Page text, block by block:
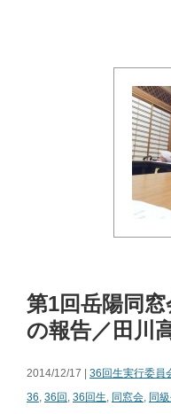
第1回岳陽同
の報告／田川
2014/12/17 | 36回生実行委員
36, 36回 , 36回生, 同窓会, 同